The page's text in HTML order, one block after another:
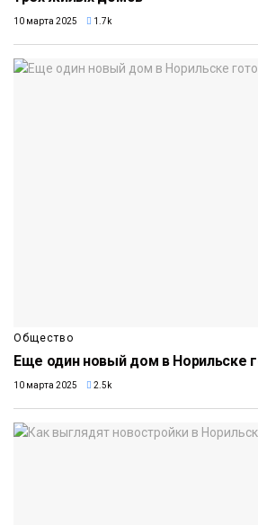
10 марта 2025 1.7k
Общество
Еще один новый дом в Норильске
10 марта 2025 2.5k